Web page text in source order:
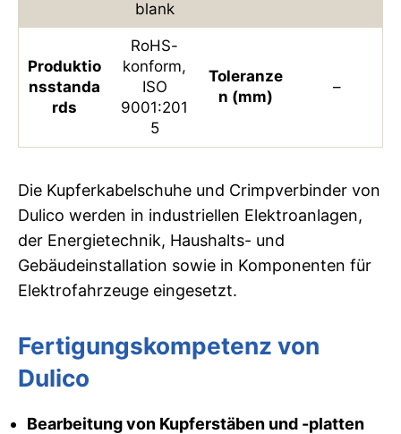
blank
Produktio
nsstanda
rds
RoHS-
konform,
ISO
9001:201
5
Toleranze
n (mm)
–
Die Kupferkabelschuhe und Crimpverbinder von
Dulico werden in industriellen Elektroanlagen,
der Energietechnik, Haushalts- und
Gebäudeinstallation sowie in Komponenten für
Elektrofahrzeuge eingesetzt.
Fertigungskompetenz von
Dulico
Bearbeitung von Kupferstäben und -platten